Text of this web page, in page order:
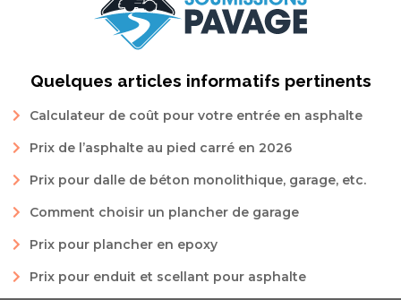
Quelques articles informatifs pertinents
Calculateur de coût pour votre entrée en asphalte
Prix de l’asphalte au pied carré en 2026
Prix pour dalle de béton monolithique, garage, etc.
Comment choisir un plancher de garage
Prix pour plancher en epoxy
Prix pour enduit et scellant pour asphalte